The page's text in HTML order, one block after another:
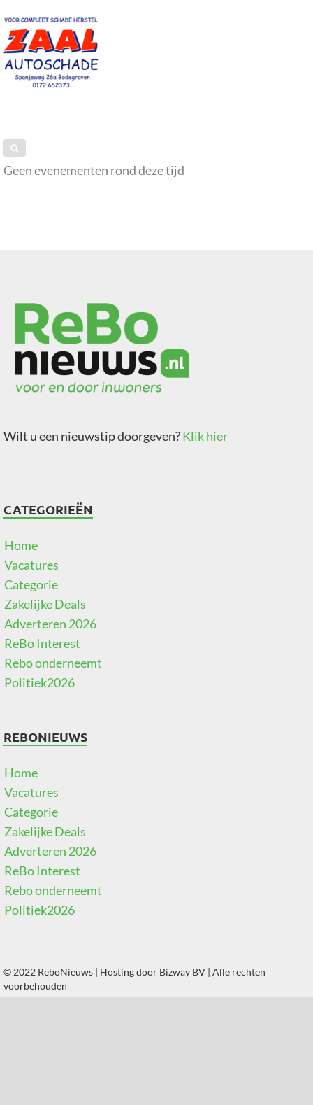
Geen evenementen rond deze tijd
Wilt u een nieuwstip doorgeven?Klik hier
CATEGORIEËN
Home
Vacatures
Categorie
Zakelijke Deals
Adverteren 2026
ReBo Interest
Rebo onderneemt
Politiek2026
REBONIEUWS
Home
Vacatures
Categorie
Zakelijke Deals
Adverteren 2026
ReBo Interest
Rebo onderneemt
Politiek2026
© 2022 ReboNieuws | Hosting door Bizway BV | Alle rechten
voorbehouden